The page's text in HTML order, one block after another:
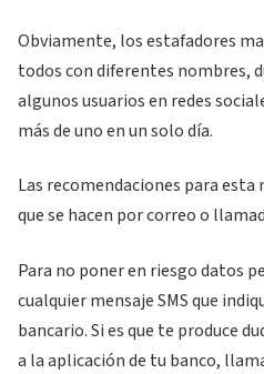
Obviamente, los estafadores
todos con diferentes nombres,
algunos usuarios en redes
más de uno en un solo día.
Las recomendaciones para esta
que se hacen por correo o
Para no poner en riesgo datos
cualquier mensaje SMS que
bancario. Si es que te produce
a la aplicación de tu banco,